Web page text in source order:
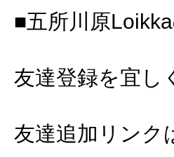
■五所川原
友達登録を宜し
友達追加リンク